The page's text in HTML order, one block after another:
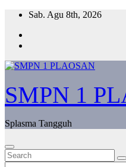
Skip
content
Sab. Agu 8th, 2026
SMPN 1
Splasma Tangguh